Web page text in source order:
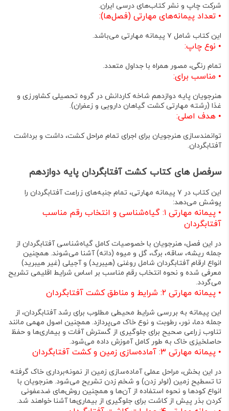
شرکت چاپ و نشر کتاب‌های درسی ایران.
• تعداد پیمانه‌های مهارتی (فصل‌ها):
این کتاب شامل ۷ پیمانه مهارتی می‌باشد.
• نوع چاپ:
تمام رنگی، مصور همراه با جداول متعدد.
• مناسب برای:
هنرجویان پایه دوازدهم شاخه کاردانش در گروه تحصیلی کشاورزی و
غذا (رشته مهارتی کشت گیاهان دارویی و زعفران).
• هدف اصلی:
توانمندسازی هنرجویان برای اجرای تمام مراحل کشت، داشت و برداشت
آفتابگردان.
سرفصل های کتاب کشت آفتابگردان پایه دوازدهم
این کتاب در ۷ پیمانه مهارتی، تمام جنبه‌های زراعت آفتابگردان را
پوشش می‌دهد:
•
پیمانه مهارتی ۱: گیاه‌شناسی و انتخاب رقم مناسب
آفتابگردان
در این فصل، هنرجویان با خصوصیات کامل گیاه‌شناسی آفتابگردان از
جمله ریشه، ساقه، برگ، گل و میوه (دانه) آشنا می‌شوند. همچنین
انواع ارقام آفتابگردان شامل روغنی (هیبرید) و آجیلی (غیر هیبرید)
معرفی شده و نحوه انتخاب رقم مناسب بر اساس شرایط اقلیمی تشریح
می‌گردد.
• پیمانه مهارتی ۲: شرایط و مناطق کشت آفتابگردان
این پیمانه به بررسی شرایط محیطی مطلوب برای رشد آفتابگردان، از
جمله دما، نور، رطوبت و نوع خاک می‌پردازد. همچنین اصول مهمی مانند
تناوب زراعی صحیح برای جلوگیری از گسترش آفات و بیماری‌ها و حفظ
حاصلخیزی خاک به طور کامل آموزش داده می‌شود.
• پیمانه مهارتی ۳: آماده‌سازی زمین و کشت آفتابگردان
در این بخش، مراحل عملی آماده‌سازی زمین از نمونه‌برداری خاک گرفته
تا تسطیح زمین (لولر زدن) و شخم زدن تشریح می‌شود. هنرجویان با
انواع کودها و نحوه استفاده از آن‌ها و همچنین روش‌های ضدعفونی
کردن بذر پیش از کاشت برای جلوگیری از بیماری‌ها آشنا خواهند شد.